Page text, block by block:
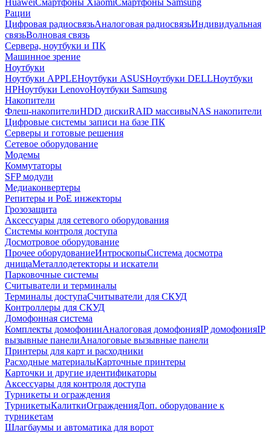
HuaweiСмартфоны XiaomiСмартфоны Samsung
Рации
Цифровая радиосвязьАналоговая радиосвязьИндивидуальная
связьВолновая связь
Сервера, ноутбуки и ПК
Машинное зрение
Ноутбуки
Ноутбуки APPLEНоутбуки ASUSНоутбуки DELLНоутбуки
HPНоутбуки LenovoНоутбуки Samsung
Накопители
Флеш-накопителиHDD дискиRAID массивыNAS накопители
Цифровые системы записи на базе ПК
Серверы и готовые решения
Сетевое оборудование
Модемы
Коммутаторы
SFP модули
Медиаконвертеры
Репитеры и PoE инжекторы
Грозозащита
Аксессуары для сетевого оборудования
Системы контроля доступа
Досмотровое оборудование
Прочее оборудованиеИнтроскопыСистема досмотра
днищаМеталлодетекторы и искатели
Парковочные системы
Считыватели и терминалы
Терминалы доступаСчитыватели для СКУД
Контроллеры для СКУД
Домофонная система
Комплекты домофонииАналоговая домофонияIP домофонияIP
вызывные панелиАналоговые вызывные панели
Принтеры для карт и расходники
Расходные материалыКарточные принтеры
Карточки и другие идентификаторы
Аксессуары для контроля доступа
Турникеты и ограждения
ТурникетыКалиткиОгражденияДоп. оборудование к
турникетам
Шлагбаумы и автоматика для ворот